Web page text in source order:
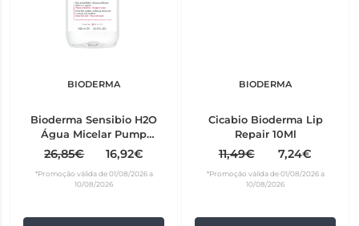
BIODERMA
Bioderma Sensibio H2O
Água Micelar Pump
Reverse 500 ml
26,85€ 16,92€
*Promoção válida de 01/08/2026 a
10/08/2026
BIODERMA
Cicabio Bioderma Lip
Repair 10Ml
11,49€ 7,24€
*Promoção válida de 01/08/2026 a
10/08/2026